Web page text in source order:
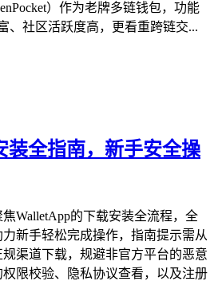
）作为老牌多链钱包，功能
、社区活跃度高，更看重跨链交...
装全指南，新手安全操
WalletApp的下载安装全流程，全
新手轻松完成操作，指南提示需从
渠道下载，规避非官方平台的恶意
限校验、隐私协议查看，以及注册